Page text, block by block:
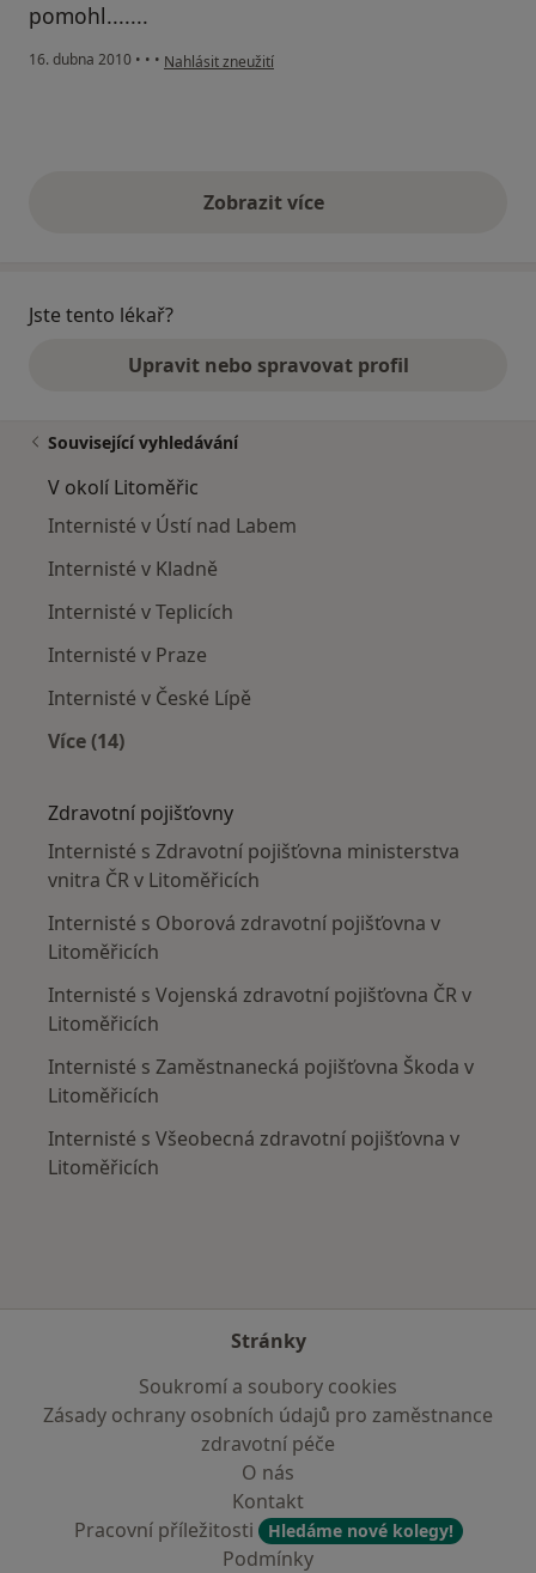
pomohl.......
16. dubna 2010 • • • podle názoru uživatele Váš účet byl odstraněn
Nahlásit zneužití
Zobrazit vícevýše uvedené názory
Jste tento lékař?
Upravit nebo spravovat profil
Související vyhledávání
V okolí Litoměřic
Internisté v Ústí nad Labem
Internisté v Kladně
Internisté v Teplicích
Internisté v Praze
Internisté v České Lípě
Více (14)
Zdravotní pojišťovny
Internisté s Zdravotní pojišťovna ministerstva
vnitra ČR v Litoměřicích
Internisté s Oborová zdravotní pojišťovna v
Litoměřicích
Internisté s Vojenská zdravotní pojišťovna ČR v
Litoměřicích
Internisté s Zaměstnanecká pojišťovna Škoda v
Litoměřicích
Internisté s Všeobecná zdravotní pojišťovna v
Litoměřicích
Stránky
Soukromí a soubory cookies
Zásady ochrany osobních údajů pro zaměstnance
zdravotní péče
O nás
Kontakt
Pracovní příležitosti
Hledáme nové kolegy!
Podmínky